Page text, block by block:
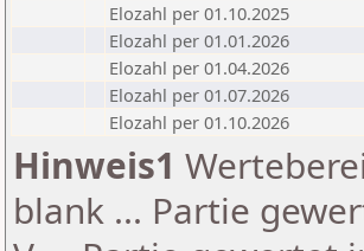
Elozahl per 01.10.2025
Elozahl per 01.01.2026
Elozahl per 01.04.2026
Elozahl per 01.07.2026
Elozahl per 01.10.2026
Hinweis1
blank ... Partie